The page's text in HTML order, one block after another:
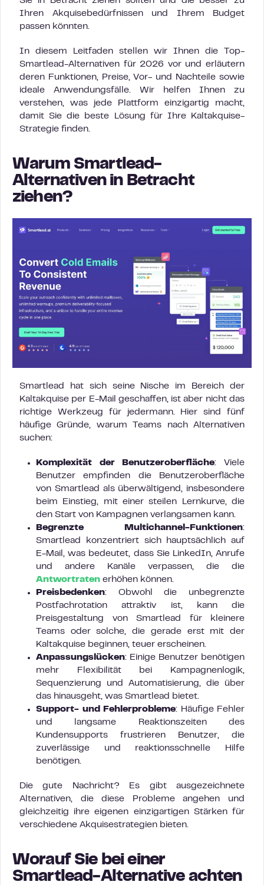
Ihren Akquisebedürfnissen und Ihrem Budget
passen könnten.
In diesem Leitfaden stellen wir Ihnen die Top-
Smartlead-Alternativen für 2026 vor und erläutern
deren Funktionen, Preise, Vor- und Nachteile sowie
ideale Anwendungsfälle. Wir helfen Ihnen zu
verstehen, was jede Plattform einzigartig macht,
damit Sie die beste Lösung für Ihre Kaltakquise-
Strategie finden.
Warum Smartlead-
Alternativen in Betracht
ziehen?
Smartlead hat sich seine Nische im Bereich der
Kaltakquise per E-Mail geschaffen, ist aber nicht das
richtige Werkzeug für jedermann. Hier sind fünf
häufige Gründe, warum Teams nach Alternativen
suchen:
Komplexität der Benutzeroberfläche: Viele
Benutzer empfinden die Benutzeroberfläche
von Smartlead als überwältigend, insbesondere
beim Einstieg, mit einer steilen Lernkurve, die
den Start von Kampagnen verlangsamen kann.
Begrenzte Multichannel-Funktionen:
Smartlead konzentriert sich hauptsächlich auf
E-Mail, was bedeutet, dass Sie LinkedIn, Anrufe
und andere Kanäle verpassen, die die
Antwortraten erhöhen können.
Preisbedenken: Obwohl die unbegrenzte
Postfachrotation attraktiv ist, kann die
Preisgestaltung von Smartlead für kleinere
Teams oder solche, die gerade erst mit der
Kaltakquise beginnen, teuer erscheinen.
Anpassungslücken: Einige Benutzer benötigen
mehr Flexibilität bei Kampagnenlogik,
Sequenzierung und Automatisierung, die über
das hinausgeht, was Smartlead bietet.
Support- und Fehlerprobleme: Häufige Fehler
und langsame Reaktionszeiten des
Kundensupports frustrieren Benutzer, die
zuverlässige und reaktionsschnelle Hilfe
benötigen.
Die gute Nachricht? Es gibt ausgezeichnete
Alternativen, die diese Probleme angehen und
gleichzeitig ihre eigenen einzigartigen Stärken für
verschiedene Akquisestrategien bieten.
Worauf Sie bei einer
Smartlead-Alternative achten